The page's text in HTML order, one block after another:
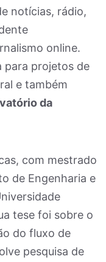
notícias, rádio,
online.
para projetos de
e também
da
com mestrado
de Engenharia e
tese foi sobre o
do fluxo de
pesquisa de